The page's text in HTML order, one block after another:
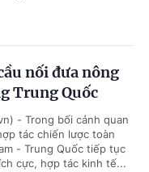
nối đưa nông
Trung Quốc
- Trong bối cảnh quan
tác chiến lược toàn
- Trung Quốc tiếp tục
cực, hợp tác kinh tế...